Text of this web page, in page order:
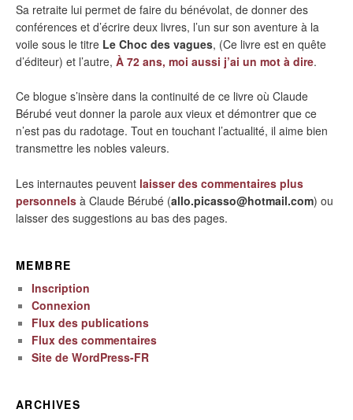
Sa retraite lui permet de faire du bénévolat, de donner des
conférences et d’écrire deux livres, l’un sur son aventure à la
voile sous le titre Le Choc des vagues, (Ce livre est en quête
d’éditeur) et l’autre, À 72 ans, moi aussi j’ai un mot à dire.
Ce blogue s’insère dans la continuité de ce livre où Claude
Bérubé veut donner la parole aux vieux et démontrer que ce
n’est pas du radotage. Tout en touchant l’actualité, il aime bien
transmettre les nobles valeurs.
Les internautes peuvent laisser des commentaires plus
personnels à Claude Bérubé (allo.picasso@hotmail.com) ou
laisser des suggestions au bas des pages.
MEMBRE
Inscription
Connexion
Flux des publications
Flux des commentaires
Site de WordPress-FR
ARCHIVES